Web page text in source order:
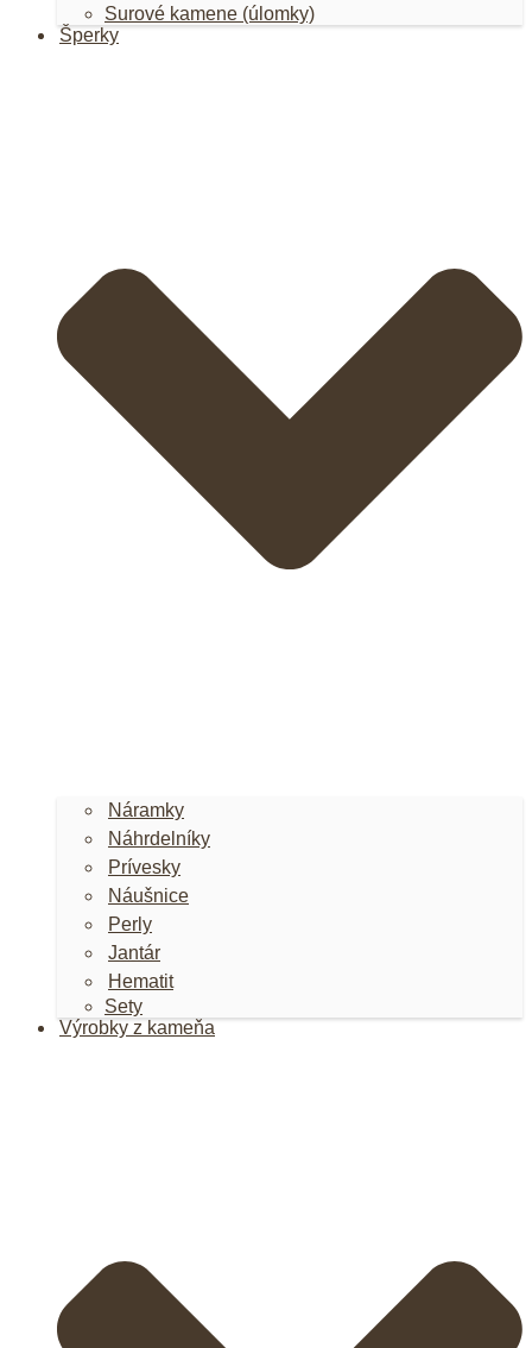
Surové kamene (úlomky)
Šperky
Náramky
Náhrdelníky
Prívesky
Náušnice
Perly
Jantár
Hematit
Sety
Výrobky z kameňa